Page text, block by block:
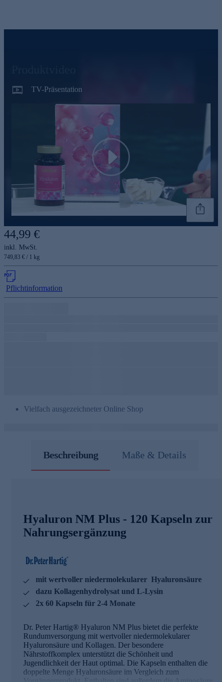
TV-Präsentation
Play
44,99 €
inkl. MwSt.
749,83 € / 1 kg
Pflichtinformation
Vielfach ausgezeichneter Online Shop
Beschreibung Maße & Details
Hyaluron NM Plus - 120 Kapseln zur
Nahrungsergänzung
mit wertvoller niedermolekularer Hyaluronsäure
dazu Kollagenhydrolysat und L-Lysin
2x 60 Kapseln für 2-4 Monate
Dr. Peter Hartig® Hyaluron NM Plus bietet die perfekte
Rundumversorgung mit wertvoller niedermolekularer
Hyaluronsäure und Kollagen. Der besondere
Nährstoffkomplex unterstützt die Schönheit und
Jugendlichkeit der Haut optimal. Die Kapseln enthalten die
doppelte Menge Hyaluronsäure im Vergleich zum